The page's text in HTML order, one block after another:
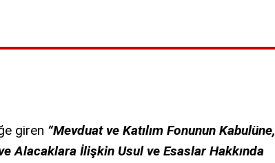
giren “Mevduat ve Katılım Fonunun Kabulüne,
Alacaklara İlişkin Usul ve Esaslar Hakkında